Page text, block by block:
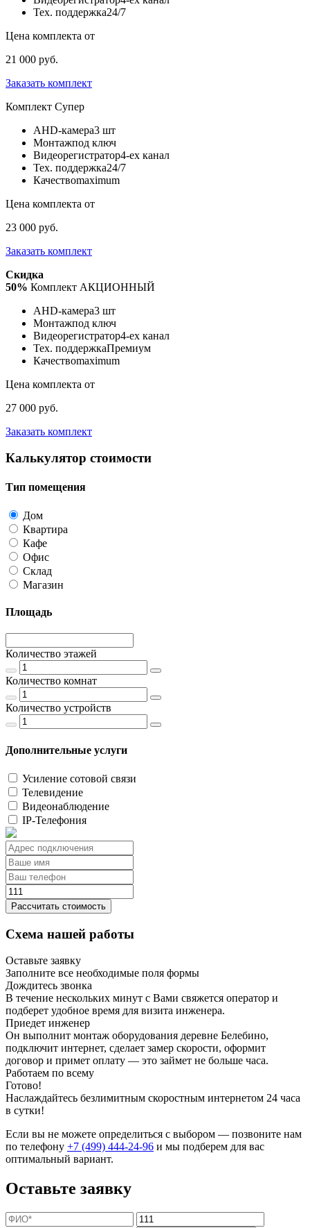
Тех. поддержка24/7
Цена комплекта от
21 000 руб.
Заказать комплект
Комплект Супер
AHD-камера3 шт
Монтажпод ключ
Видеорегистратор4-ех канал
Тех. поддержка24/7
Качествоmaximum
Цена комплекта от
23 000 руб.
Заказать комплект
Скидка
50% Комплект АКЦИОННЫЙ
AHD-камера3 шт
Монтажпод ключ
Видеорегистратор4-ех канал
Тех. поддержкаПремиум
Качествоmaximum
Цена комплекта от
27 000 руб.
Заказать комплект
Калькулятор стоимости
Тип помещения
Дом
Квартира
Кафе
Офис
Склад
Магазин
Площадь
Количество этажей
Количество комнат
Количество устройств
Дополнительные услуги
Усиление сотовой связи
Телевидение
Видеонаблюдение
IP-Телефония
Рассчитать стоимость
Схема нашей работы
Оставьте заявку
Заполните все необходимые поля формы
Дождитесь звонка
В течение нескольких минут с Вами свяжется оператор и
подберет удобное время для визита инженера.
Приедет инженер
Он выполнит монтаж оборудования деревне Белебино,
подключит интернет, сделает замер скорости, оформит
договор и примет оплату — это займет не больше часа.
Работаем по всему
Готово!
Наслаждайтесь безлимитным скоростным интернетом 24 часа
в сутки!
Если вы не можете определиться с выбором — позвоните нам
по телефону +7 (499) 444-24-96 и мы подберем для вас
оптимальный вариант.
Оставьте заявку